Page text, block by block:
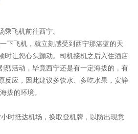
乘飞机前往西宁。
下飞机，就立刻感受到西宁那湛蓝的天
时让您心头颤动。司机接机之后入住酒店
烈活动，毕竟西宁还是有一定海拔的，有
反应，因此建议多饮水、多吃水果，安静
拔的环境。
时抵达机场，换取登机牌，以防出现意